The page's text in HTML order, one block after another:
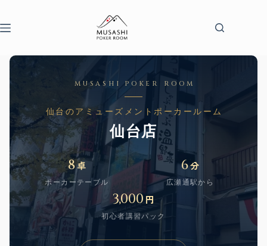
テ
MUSASHI POKER ROOM
仙台のアミューズメントポーカールーム
仙台店
8卓
ポーカーテーブル
6分
広瀬通駅から
3,000 円
初心者講習パック